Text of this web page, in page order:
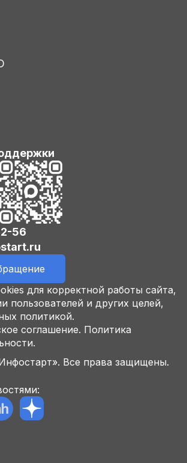
56
для корректной работы сайта,
пользователей и других целей,
политикой.
соглашение. Политика
Все права защищены.